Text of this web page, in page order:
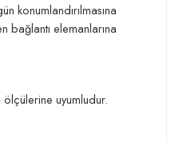
konumlandırılmasına
bağlantı elemanlarına
uyumludur.